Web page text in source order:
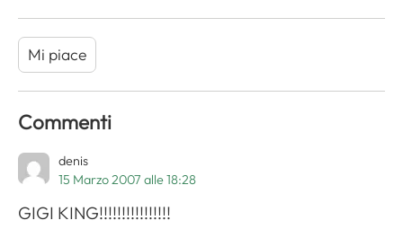
Mi piace
Commenti
denis
15 Marzo 2007 alle 18:28
GIGI KING!!!!!!!!!!!!!!!!